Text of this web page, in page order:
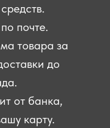
почте.
товара за
до
от банка,
карту.